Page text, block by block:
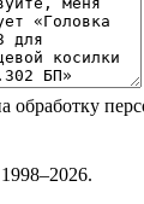
обработку